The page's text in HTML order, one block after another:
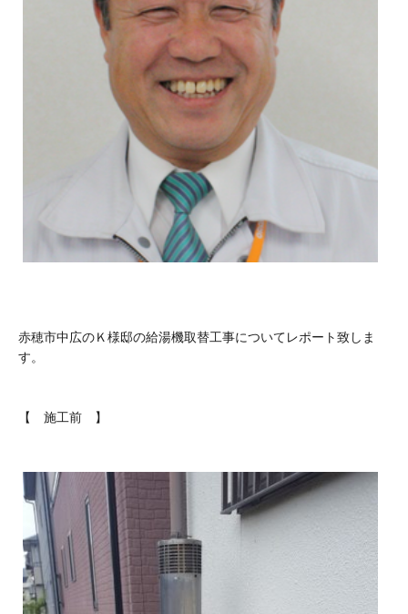
赤穂市中広のＫ様邸の給湯機取替工事についてレポート致しま
す。
【 施工前 】